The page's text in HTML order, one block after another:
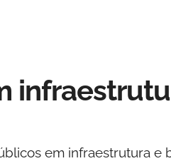
em infraestrutura e